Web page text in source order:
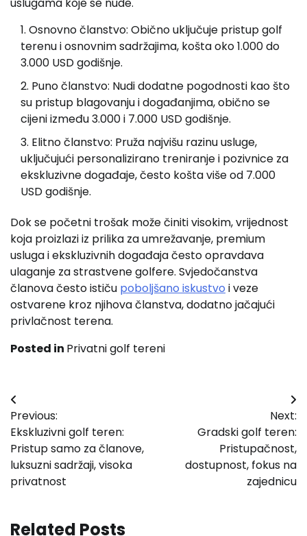
uslugama koje se nude.
Osnovno članstvo: Obično uključuje pristup golf
terenu i osnovnim sadržajima, košta oko 1.000 do
3.000 USD godišnje.
Puno članstvo: Nudi dodatne pogodnosti kao što
su pristup blagovanju i događanjima, obično se
cijeni između 3.000 i 7.000 USD godišnje.
Elitno članstvo: Pruža najvišu razinu usluge,
uključujući personalizirano treniranje i pozivnice za
ekskluzivne događaje, često košta više od 7.000
USD godišnje.
Dok se početni trošak može činiti visokim, vrijednost
koja proizlazi iz prilika za umrežavanje, premium
usluga i ekskluzivnih događaja često opravdava
ulaganje za strastvene golfere. Svjedočanstva
članova često ističu poboljšano iskustvo i veze
ostvarene kroz njihova članstva, dodatno jačajući
privlačnost terena.
Posted in Privatni golf tereni
Post
navigation
Previous:
Ekskluzivni golf teren:
Pristup samo za članove,
luksuzni sadržaji, visoka
privatnost
Next:
Gradski golf teren:
Pristupačnost,
dostupnost, fokus na
zajednicu
Related Posts